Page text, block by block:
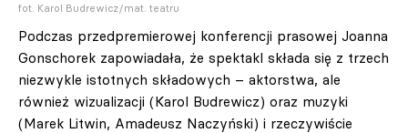
fot. Karol Budrewicz/mat. teatru
Podczas przedpremierowej konferencji prasowej Joanna
Gonschorek zapowiadała, że spektakl składa się z trzech
niezwykle istotnych składowych – aktorstwa, ale
również wizualizacji (Karol Budrewicz) oraz muzyki
(Marek Litwin, Amadeusz Naczyński) i rzeczywiście